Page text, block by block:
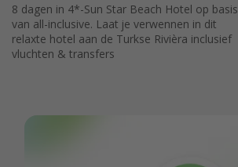
8 dagen in 4*-Sun Star Beach Hotel op basis
van all-inclusive. Laat je verwennen in dit
relaxte hotel aan de Turkse Rivièra inclusief
vluchten & transfers